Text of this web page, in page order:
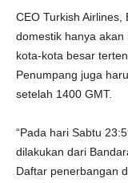
CEO Turkish
domestik hanya
kota-kota besar
Penumpang juga
setelah 1400 GMT.
“Pada hari Sabtu
dilakukan dari
Daftar penerbangan